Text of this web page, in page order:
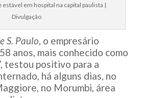
estável em hospital na capital paulista |
Divulgação
S. Paulo, o empresário
anos, mais conhecido como
testou positivo para a
há alguns dias, no
no Morumbi, área